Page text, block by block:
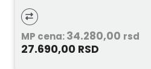
MP cena:34.280,00 rsd
27.690,00 RSD